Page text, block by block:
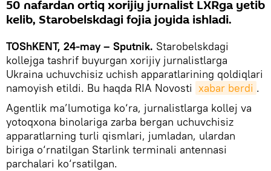
50 nafardan ortiq xorijiy jurnalist LXRga yetib
kelib, Starobelskdagi fojia joyida ishladi.
TOShKENT, 24-may – Sputnik. Starobelskdagi
kollejga tashrif buyurgan xorijiy jurnalistlarga
Ukraina uchuvchisiz uchish apparatlarining qoldiqlari
namoyish etildi. Bu haqda RIA Novosti xabar berdi .
Agentlik ma’lumotiga ko‘ra, jurnalistlarga kollej va
yotoqxona binolariga zarba bergan uchuvchisiz
apparatlarning turli qismlari, jumladan, ulardan
biriga o‘rnatilgan Starlink terminali antennasi
parchalari ko‘rsatilgan.